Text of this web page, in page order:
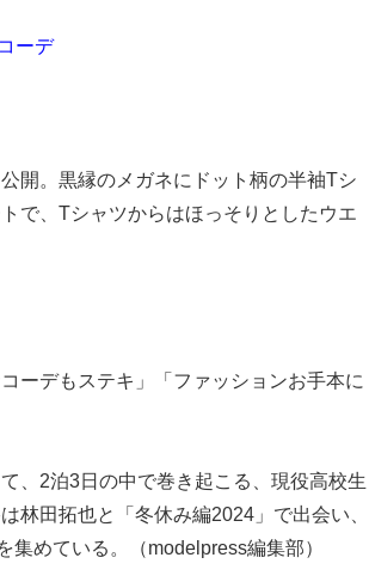
ーデ
開。黒縁のメガネにドット柄の半袖Tシ
で、Tシャツからはほっそりとしたウエ
ーデもステキ」「ファッションお手本に
、2泊3日の中で巻き起こる、現役高校生
林田拓也と「冬休み編2024」で出会い、
集めている。（modelpress編集部）